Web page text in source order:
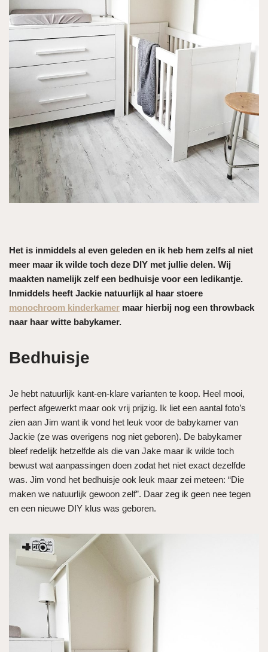
Het is inmiddels al even geleden en ik heb hem zelfs al niet
meer maar ik wilde toch deze DIY met jullie delen. Wij
maakten namelijk zelf een bedhuisje voor een ledikantje.
Inmiddels heeft Jackie natuurlijk al haar stoere
monochroom kinderkamer maar hierbij nog een throwback
naar haar witte babykamer.
Bedhuisje
Je hebt natuurlijk kant-en-klare varianten te koop. Heel mooi,
perfect afgewerkt maar ook vrij prijzig. Ik liet een aantal foto’s
zien aan Jim want ik vond het leuk voor de babykamer van
Jackie (ze was overigens nog niet geboren). De babykamer
bleef redelijk hetzelfde als die van Jake maar ik wilde toch
bewust wat aanpassingen doen zodat het niet exact dezelfde
was. Jim vond het bedhuisje ook leuk maar zei meteen: “Die
maken we natuurlijk gewoon zelf”. Daar zeg ik geen nee tegen
en een nieuwe DIY klus was geboren.